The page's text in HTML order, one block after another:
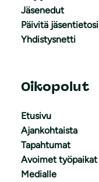
Jäsenedut
Päivitä jäsentietosi
Yhdistysnetti
Oikopolut
Etusivu
Ajankohtaista
Tapahtumat
Avoimet työpaikat
Medialle